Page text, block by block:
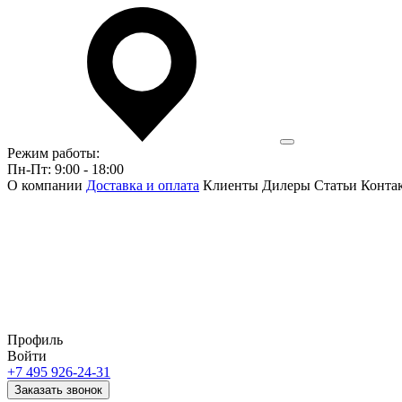
Режим работы:
Пн-Пт: 9:00 - 18:00
О компании Доставка и оплата Клиенты Дилеры Статьи
Профиль
Войти
+7 495 926-24-31
Заказать звонок